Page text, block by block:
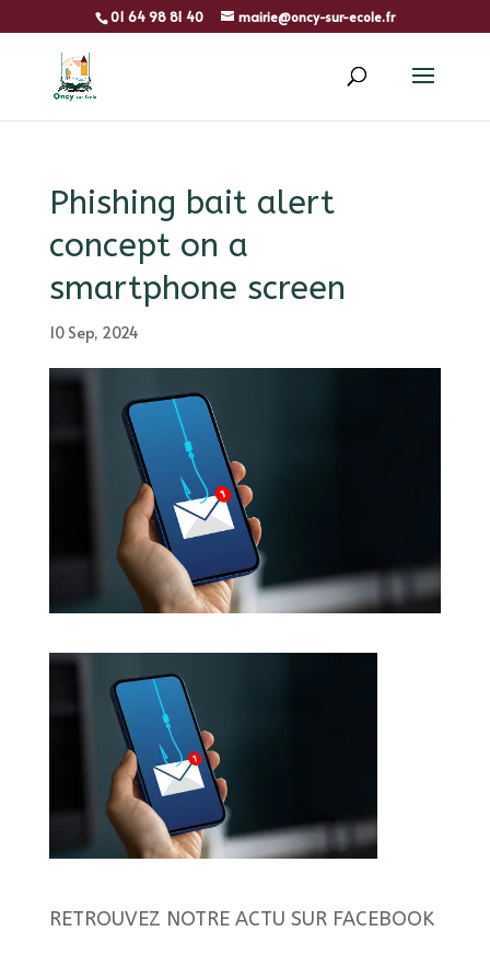
01 64 98 81 40 mairie@oncy-sur-ecole.fr
Phishing bait alert
concept on a
smartphone screen
10 Sep, 2024
RETROUVEZ NOTRE ACTU SUR FACEBOOK